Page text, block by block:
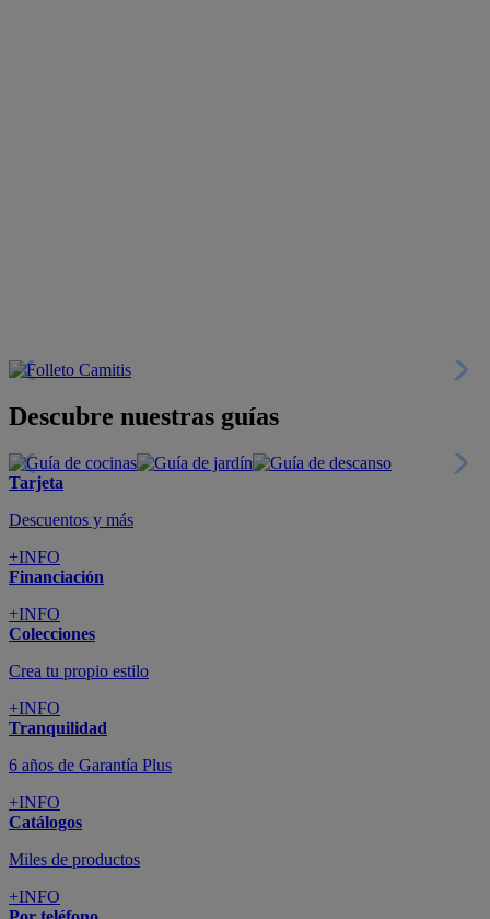
Descubre nuestras guías
Tarjeta
Descuentos y más
+INFO
Financiación
+INFO
Colecciones
Crea tu propio estilo
+INFO
Tranquilidad
6 años de Garantía Plus
+INFO
Catálogos
Miles de productos
+INFO